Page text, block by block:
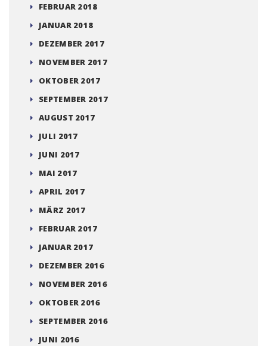
FEBRUAR 2018
JANUAR 2018
DEZEMBER 2017
NOVEMBER 2017
OKTOBER 2017
SEPTEMBER 2017
AUGUST 2017
JULI 2017
JUNI 2017
MAI 2017
APRIL 2017
MÄRZ 2017
FEBRUAR 2017
JANUAR 2017
DEZEMBER 2016
NOVEMBER 2016
OKTOBER 2016
SEPTEMBER 2016
JUNI 2016